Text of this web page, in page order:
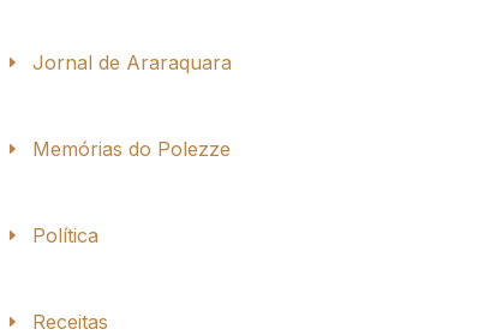
Jornal de Araraquara
Memórias do Polezze
Política
Receitas